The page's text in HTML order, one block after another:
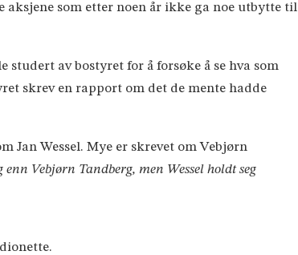
aksjene som etter noen år ikke ga noe utbytte til
av bostyret for å forsøke å se hva som
skrev en rapport om det de mente hadde
Jan Wessel. Mye er skrevet om Vebjørn
Vebjørn Tandberg, men Wessel holdt seg